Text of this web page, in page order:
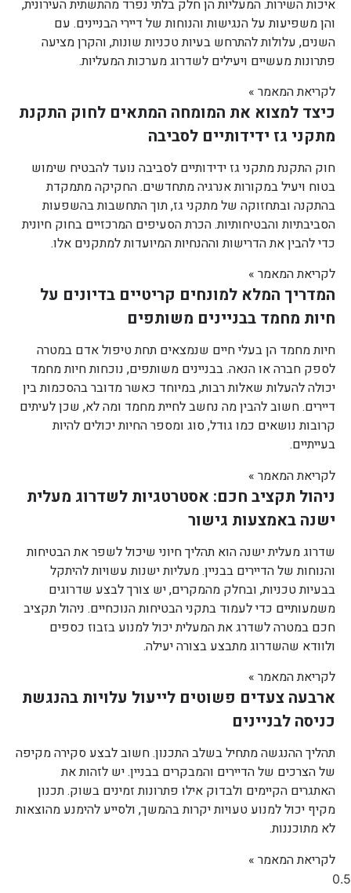
איכות השירות. המעליות הן חלק בלתי נפרד מהתשתית העירונית,
והן משפיעות על הנגישות והנוחות של דיירי הבניינים. עם
השנים, עלולות להתרחש בעיות טכניות שונות, והקרן מציעה
פתרונות מעשיים ויעילים לשדרוג מערכות המעליות.
לקריאת המאמר »
כיצד למצוא את המומחה המתאים לחוק התקנת
מתקני גז ידידותיים לסביבה
חוק התקנת מתקני גז ידידותיים לסביבה נועד להבטיח שימוש
בטוח ויעיל במקורות אנרגיה מתחדשים. החקיקה מתמקדת
בהתקנה ובתחזוקה של מתקני גז, תוך התחשבות בהשפעות
הסביבתיות והבטיחותיות. הכרת הסעיפים המרכזיים בחוק חיונית
כדי להבין את הדרישות וההנחיות המיועדות למתקנים אלו.
לקריאת המאמר »
המדריך המלא למונחים קריטיים בדיונים על
חיות מחמד בבניינים משותפים
חיות מחמד הן בעלי חיים שנמצאים תחת טיפול אדם במטרה
לספק חברה או הנאה. בבניינים משותפים, נוכחות חיות מחמד
יכולה להעלות שאלות רבות, במיוחד כאשר מדובר בהסכמות בין
דיירים. חשוב להבין מה נחשב לחיית מחמד ומה לא, שכן לעיתים
קרובות נושאים כמו גודל, סוג ומספר החיות יכולים להיות
בעייתיים.
לקריאת המאמר »
ניהול תקציב חכם: אסטרטגיות לשדרוג מעלית
ישנה באמצעות גישור
שדרוג מעלית ישנה הוא תהליך חיוני שיכול לשפר את הבטיחות
והנוחות של הדיירים בבניין. מעליות ישנות עשויות להיתקל
בבעיות טכניות, ובחלק מהמקרים, יש צורך לבצע שדרוגים
משמעותיים כדי לעמוד בתקני הבטיחות הנוכחיים. ניהול תקציב
חכם במטרה לשדרג את המעלית יכול למנוע בזבוז כספים
ולוודא שהשדרוג מתבצע בצורה יעילה.
לקריאת המאמר »
ארבעה צעדים פשוטים לייעול עלויות בהנגשת
כניסה לבניינים
תהליך ההנגשה מתחיל בשלב התכנון. חשוב לבצע סקירה מקיפה
של הצרכים של הדיירים והמבקרים בבניין. יש לזהות את
האתגרים הקיימים ולבדוק אילו פתרונות זמינים בשוק. תכנון
מקיף יכול למנוע טעויות יקרות בהמשך, ולסייע להימנע מהוצאות
לא מתוכננות.
לקריאת המאמר »